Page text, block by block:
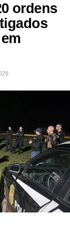
ordens